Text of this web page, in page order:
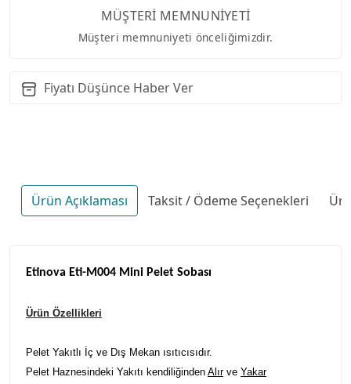
MÜŞTERİ MEMNUNİYETİ
Müşteri memnuniyeti önceliğimizdir.
Fiyatı Düşünce Haber Ver
Ürün Açıklaması Taksit / Ödeme Seçenekleri
Etinova Eti-M004 Mini Pelet Sobası
Ürün Özellikleri
Pelet Yakıtlı İç ve Dış Mekan ısıtıcısıdır.
Pelet Haznesindeki Yakıtı kendiliğinden Alırve Yakar